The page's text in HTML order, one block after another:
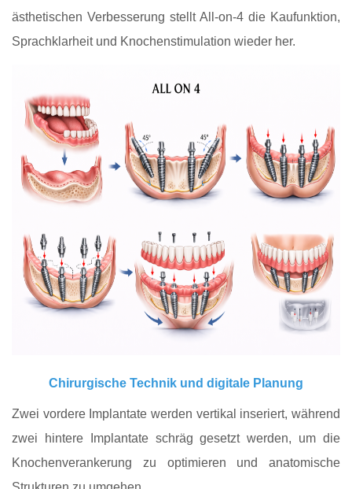
ästhetischen Verbesserung stellt All-on-4 die Kaufunktion,
Sprachklarheit und Knochenstimulation wieder her.
Chirurgische Technik und digitale Planung
Zwei vordere Implantate werden vertikal inseriert, während
zwei hintere Implantate schräg gesetzt werden, um die
Knochenverankerung zu optimieren und anatomische